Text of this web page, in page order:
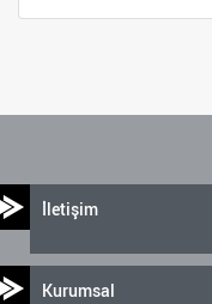
İletişim
Kurumsal